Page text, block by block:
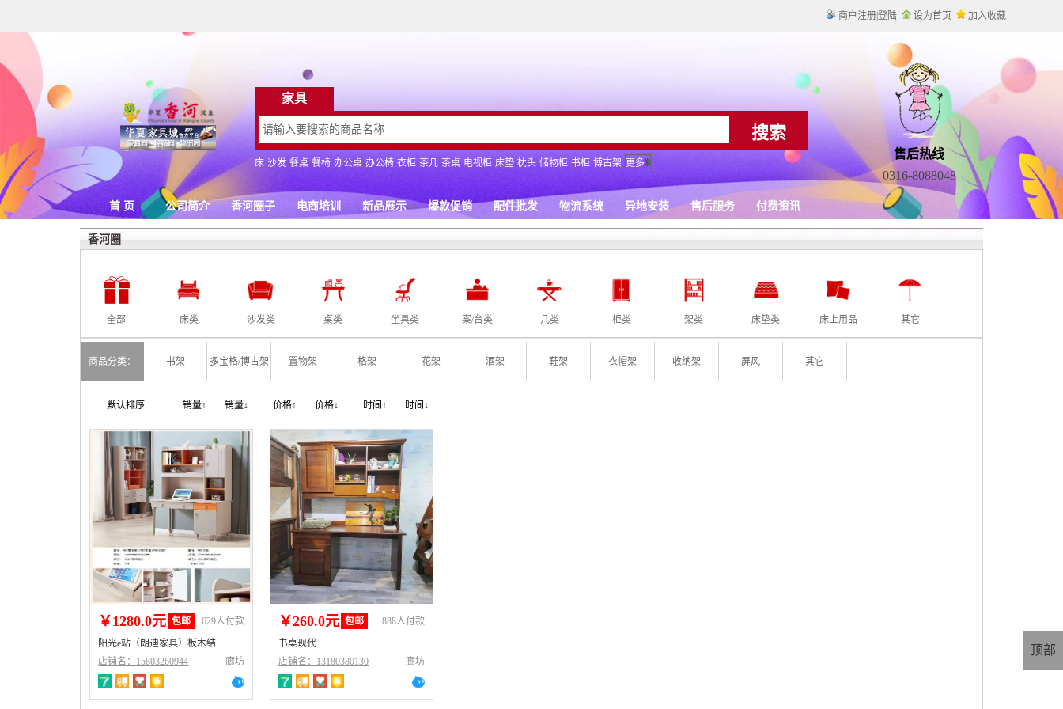
香河圈
全部 床类 沙发类 桌类 坐具类 案/台类 几类 柜类 架类 床垫类 床上用品 其它
商品分类： 书架 多宝格/博古架 置物架 格架 花架 酒架 鞋架 衣帽架 收纳架 屏风 其它
默认排序 销量↑ 销量↓ 价格↑ 价格↓ 时间↑ 时间↓
￥1280.0元 包邮
629人付款
阳光e站（朗迪家具）板木结...
店铺名：15803260944
廊坊
￥260.0元 包邮
888人付款
书桌现代...
店铺名：13180380130
廊坊
顶部